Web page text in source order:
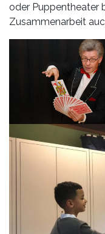
oder Puppentheater
Zusammenarbeit